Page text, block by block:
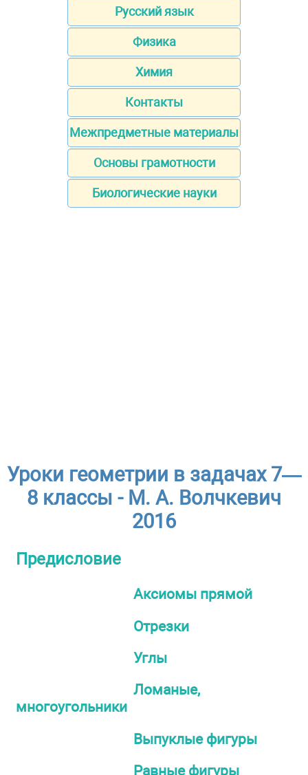
Русский язык
Физика
Химия
Контакты
Межпредметные материалы
Основы грамотности
Биологические науки
Уроки геометрии в задачах 7—
8 классы - М. А. Волчкевич
2016
Предисловие
Аксиомы прямой
Отрезки
Углы
Ломаные,
многоугольники
Выпуклые фигуры
Равные фигуры